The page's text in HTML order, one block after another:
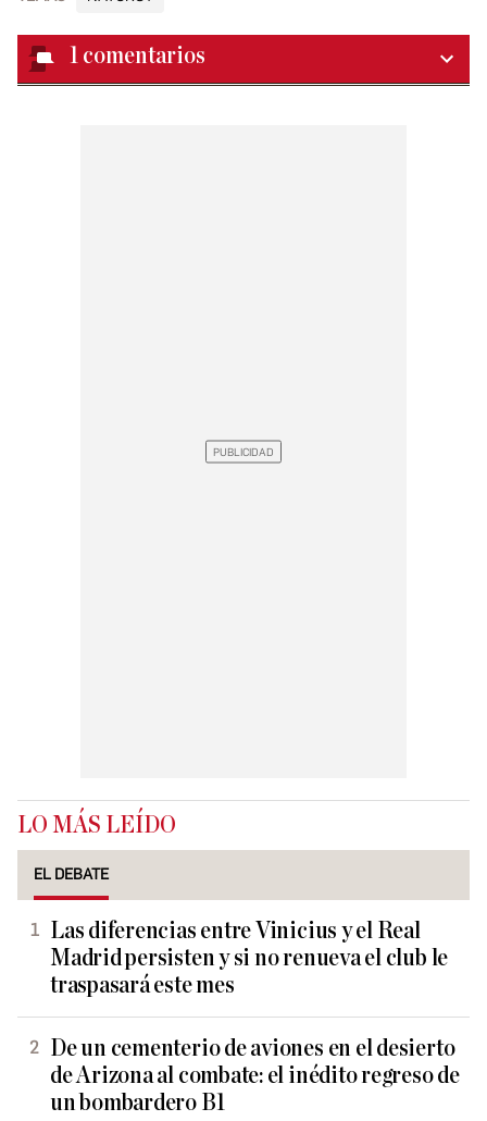
1 comentarios
LO MÁS LEÍDO
EL DEBATE
Las diferencias entre Vinicius y el Real
Madrid persisten y si no renueva el club le
traspasará este mes
De un cementerio de aviones en el desierto
de Arizona al combate: el inédito regreso de
un bombardero B1